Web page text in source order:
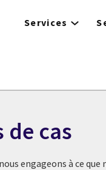
Services
de cas
engageons à ce